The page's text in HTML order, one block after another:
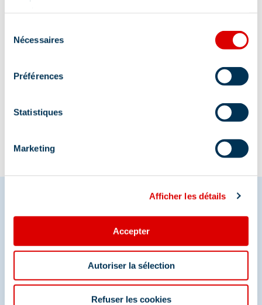
Nécessaires
Préférences
Statistiques
Marketing
Afficher les détails
Accepter
Autoriser la sélection
Refuser les cookies
Partagez vos moments à
Méribel
Et retrouvez-nous sur les réseaux sociaux